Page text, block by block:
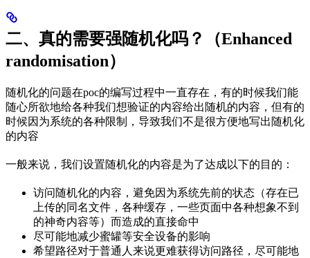
二、真的需要强随机化吗？（Enhanced
randomisation）
随机化的问题在poc的编写过程中一直存在，有的时候我们能
随心所欲地给各种我们想验证的内容给出随机的内容，但有的
时候因为系统的各种限制，导致我们不是很方便地写出随机化
的内容
一般来说，我们设置随机化的内容是为了达成以下的目的：
访问随机化的内容，避免因为系统先前的状态（存在已
上传的同名文件，各种缓存，一些页面中各种想象不到
的神奇内容等）而造成的直接命中
尽可能地减少蜜罐等安全设备的影响
希望路径对于普通人来说更难获得访问路径，尽可能地